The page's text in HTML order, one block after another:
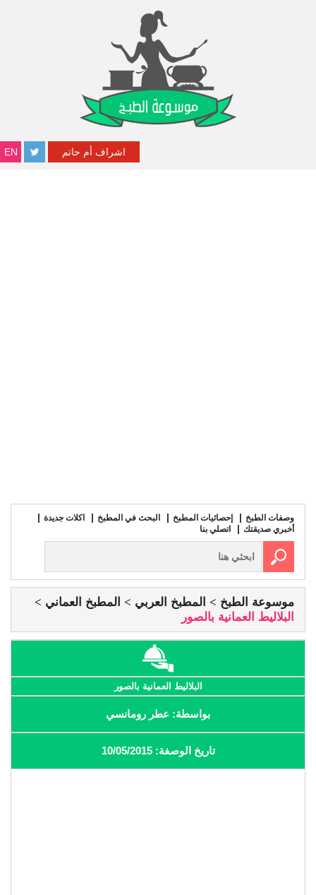
EN اشراف أم حاتم
وصفات الطبخ إحصائيات المطبخ البحث في المطبخ
اكلات جديدة
أخبري صديقتك
اتصلي بنا
موسوعة الطبخ المطبخ العربي
المطبخ العماني
البلاليط العمانية بالصور
البلاليط العمانية بالصور
بواسطة: عطر رومانسي
تاريخ الوصفة: 10/05/2015